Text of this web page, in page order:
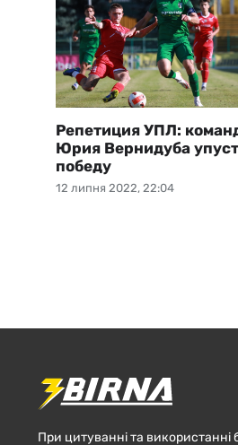
12 липня 2022, 22:04
Репетиция УПЛ:
Юрия Вернидуба
победу
При цитуванні та